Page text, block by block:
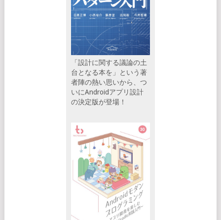
「設計に関する議論の土
台となる本を」という著
者陣の熱い思いから、つ
いにAndroidアプリ設計
の決定版が登場！